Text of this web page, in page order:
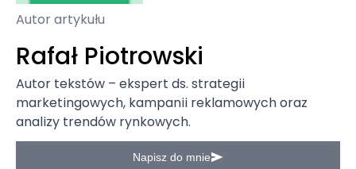
Autor artykułu
Rafał Piotrowski
Autor tekstów – ekspert ds. strategii
marketingowych, kampanii reklamowych oraz
analizy trendów rynkowych.
Napisz do mnie